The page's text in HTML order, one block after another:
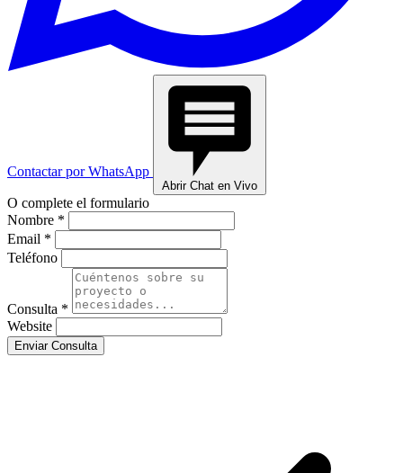
Contactar por WhatsApp
Abrir Chat en Vivo
O complete el formulario
Nombre *
Email *
Teléfono
Consulta *
Website
Enviar Consulta